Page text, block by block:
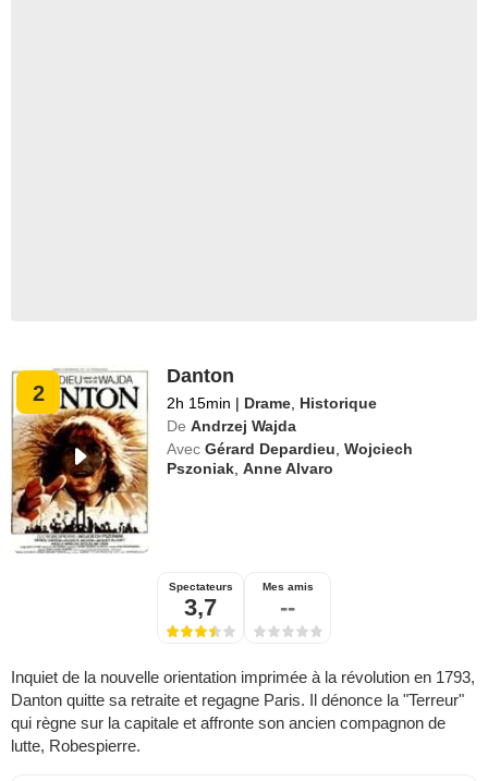
2
Danton
2h 15min | Drame Historique
De Andrzej Wajda
Avec Gérard Depardieu ,Wojciech
Pszoniak ,Anne Alvaro
Spectateurs
3,7
Mes amis
--
Inquiet de la nouvelle orientation imprimée à la révolution en 1793,
Danton quitte sa retraite et regagne Paris. Il dénonce la "Terreur"
qui règne sur la capitale et affronte son ancien compagnon de
lutte, Robespierre.